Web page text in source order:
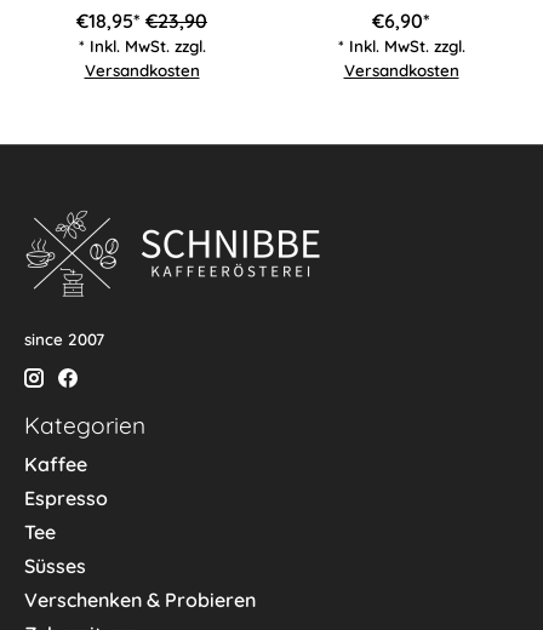
€18,95* €23,90
* Inkl. MwSt. zzgl.
Versandkosten
€6,90*
* Inkl. MwSt. zzgl.
Versandkosten
since 2007
Kategorien
Kaffee
Espresso
Tee
Süsses
Verschenken & Probieren